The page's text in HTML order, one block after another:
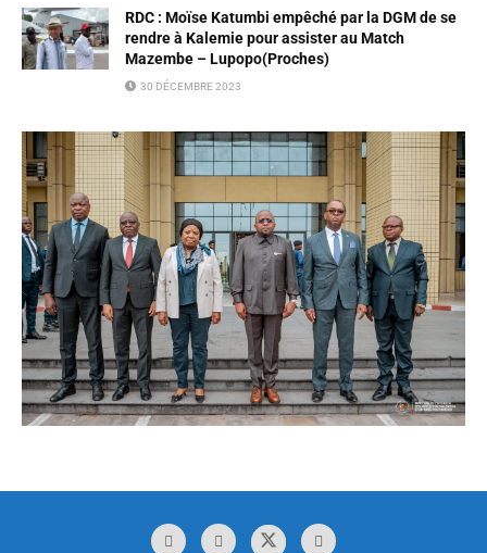
RDC : Moïse Katumbi empêché par la DGM de se
rendre à Kalemie pour assister au Match
Mazembe – Lupopo(Proches)
30 DÉCEMBRE 2023